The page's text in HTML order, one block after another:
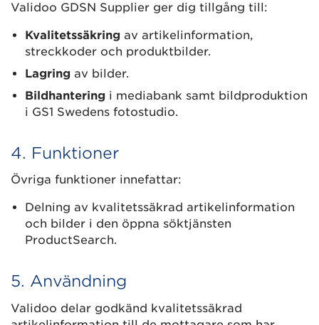
Validoo GDSN Supplier ger dig tillgång till:
Kvalitetssäkring av artikelinformation,
streckkoder och produktbilder.
Lagring av bilder.
Bildhantering i mediabank samt bildproduktion
i GS1 Swedens fotostudio.
4. Funktioner
Övriga funktioner innefattar:
Delning av kvalitetssäkrad artikelinformation
och bilder i den öppna söktjänsten
ProductSearch.
5. Användning
Validoo delar godkänd kvalitetssäkrad